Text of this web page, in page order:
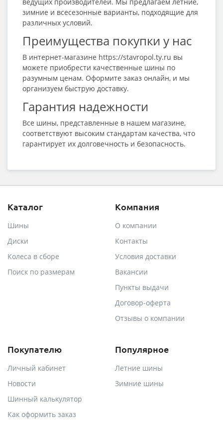
зимние и всесезонные варианты, подходящие для
различных условий.
Преимущества покупки у нас
В интернет-магазине https://stavropol.ty.ru вы
можете приобрести качественные шины по
разумным ценам. Оформите заказ онлайн, и мы
организуем быструю доставку.
Гарантия надежности
Все шины, представленные в нашем магазине,
соответствуют высоким стандартам качества, что
гарантирует их долговечность и безопасность.
Каталог
Шины
Диски
Колеса в сборе
Поиск по размерам
Компания
О компании
Контакты
Условия доставки
Вакансии
Пункты выдачи
Договор-оферта
Отзывы о компании
Покупателю
Личный кабинет
Новости
Шинный калькулятор
Как оформить заказ
Популярное
Летние шины
Зимние шины